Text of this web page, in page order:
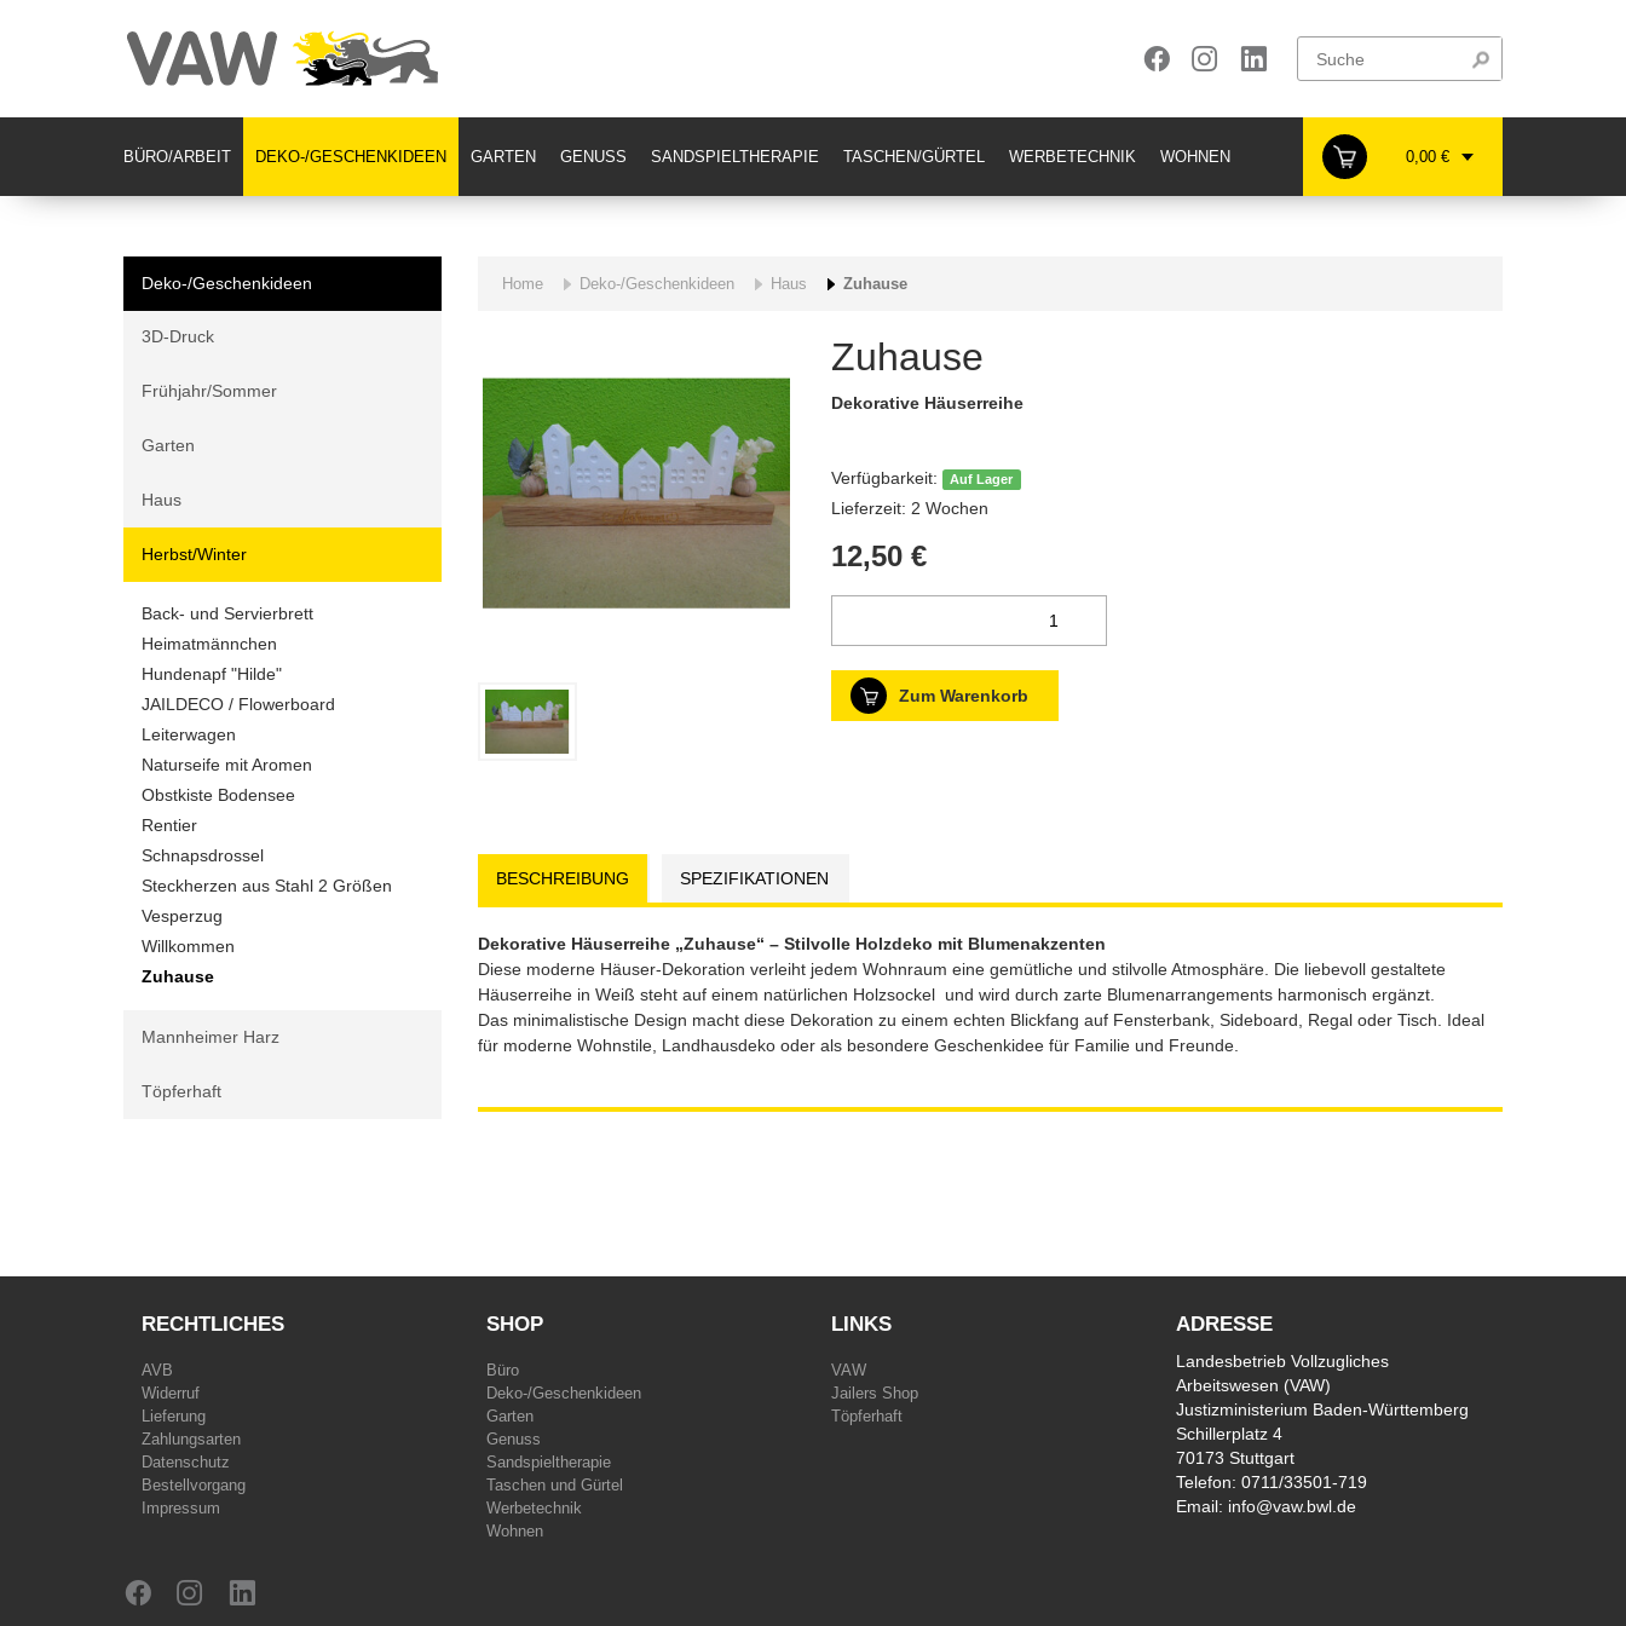
BÜRO/ARBEIT DEKO-/GESCHENKIDEEN GARTEN GENUSS SANDSPIELTHERAPIE TASCHEN/GÜRTEL WERBETECHNIK WOHNEN 0,00 €
Deko-/Geschenkideen
3D-Druck
Frühjahr/Sommer
Garten
Haus
Herbst/Winter
Back- und Servierbrett
Heimatmännchen
Hundenapf "Hilde"
JAILDECO / Flowerboard
Leiterwagen
Naturseife mit Aromen
Obstkiste Bodensee
Rentier
Schnapsdrossel
Steckherzen aus Stahl 2 Größen
Vesperzug
Willkommen
Zuhause
Mannheimer Harz
Töpferhaft
Home Deko-/Geschenkideen Haus Zuhause
Zuhause
Dekorative Häuserreihe
Verfügbarkeit: Auf Lager
Lieferzeit: 2 Wochen
12,50 €
Zum Warenkorb
BESCHREIBUNG SPEZIFIKATIONEN
Dekorative Häuserreihe „Zuhause“ – Stilvolle Holzdeko mit Blumenakzenten
Diese moderne Häuser-Dekoration verleiht jedem Wohnraum eine gemütliche und stilvolle Atmosphäre. Die liebevoll gestaltete
Häuserreihe in Weiß steht auf einem natürlichen Holzsockel und wird durch zarte Blumenarrangements harmonisch ergänzt.
Das minimalistische Design macht diese Dekoration zu einem echten Blickfang auf Fensterbank, Sideboard, Regal oder Tisch. Ideal
für moderne Wohnstile, Landhausdeko oder als besondere Geschenkidee für Familie und Freunde.
RECHTLICHES
AVB
Widerruf
Lieferung
Zahlungsarten
Datenschutz
Bestellvorgang
Impressum
SHOP
Büro
Deko-/Geschenkideen
Garten
Genuss
Sandspieltherapie
Taschen und Gürtel
Werbetechnik
Wohnen
LINKS
VAW
Jailers Shop
Töpferhaft
ADRESSE
Landesbetrieb Vollzugliches
Arbeitswesen (VAW)
Justizministerium Baden-Württemberg
Schillerplatz 4
70173 Stuttgart
Telefon: 0711/33501-719
Email: info@vaw.bwl.de